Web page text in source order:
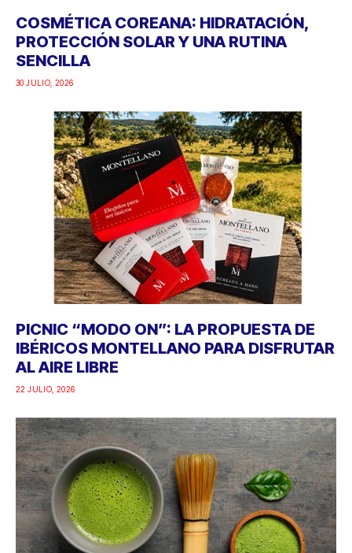
COSMÉTICA COREANA: HIDRATACIÓN,
PROTECCIÓN SOLAR Y UNA RUTINA
SENCILLA
30 JULIO, 2026
PICNIC “MODO ON”: LA PROPUESTA DE
IBÉRICOS MONTELLANO PARA DISFRUTAR
AL AIRE LIBRE
22 JULIO, 2026